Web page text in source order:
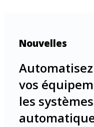
Nouvelles
vos
les